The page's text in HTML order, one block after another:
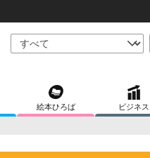
絵本ひろば ビジネス